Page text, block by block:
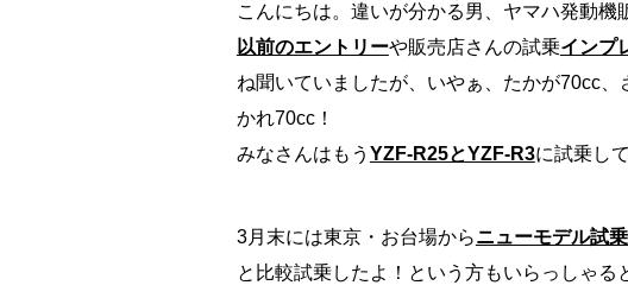
こんにちは。違いが分かる男、ヤマハ発動機
以前のエントリーや販売店さんの試乗インプ
ね聞いていましたが、いやぁ、たかが70cc
かれ70cc！
みなさんはもう YZF-R25とYZF-R3に試乗し
3月末には東京・お台場からニューモデル試
と比較試乗したよ！という方もいらっしゃる